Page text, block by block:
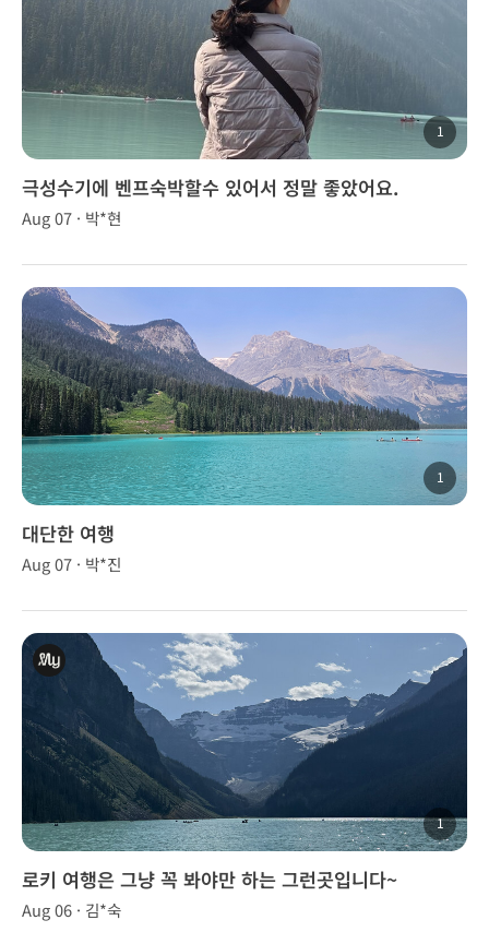
1
극성수기에 벤프숙박할수 있어서 정말 좋았어요.
Aug 07 · 박*현
1
대단한 여행
Aug 07 · 박*진
1
로키 여행은 그냥 꼭 봐야만 하는 그런곳입니다~
Aug 06 · 김*숙